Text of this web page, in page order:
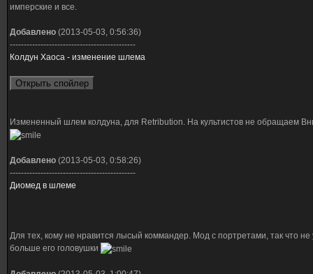
имперские и все.
Добавлено (2013-05-03, 0:56:36)
---------------------------------------------
Колдун Хаоса - изменение шлема
Измененный шлем колдуна, для Retribution. На культистов не обращаем
Добавлено (2013-05-03, 0:58:26)
---------------------------------------------
Диомед в шлеме
Для тех, кому не нравится лысый коммандер. Мод с портретами, так что не
больше его головушки